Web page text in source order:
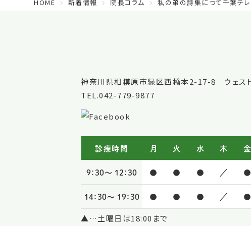
HOME 新着情報 院長コラム 私の弟の詩集につて千葉テレ
神奈川県相模原市緑区西橋本2-17-8 ウェス
TEL.042-779-9877
診療時間 月 火 水 木 金
9：30～ 12：30 ● ● ● ／ ●
14：30～ 19：30 ● ● ● ／ ●
▲…土曜日は18:00まで